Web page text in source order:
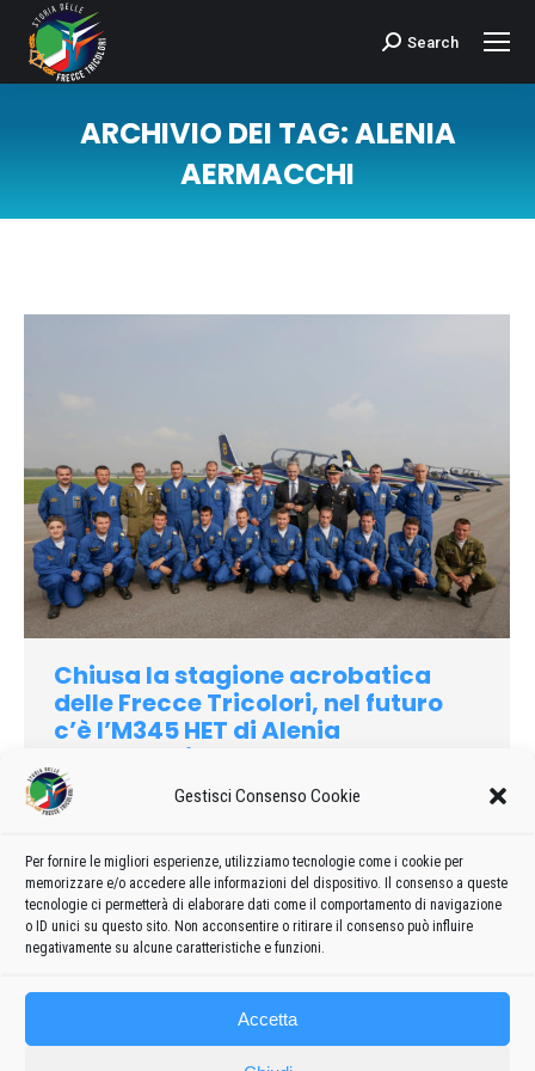
Gestisci Consenso Cookie
Per fornire le migliori esperienze, utilizziamo tecnologie come i cookie per
memorizzare e/o accedere alle informazioni del dispositivo. Il consenso a queste
tecnologie ci permetterà di elaborare dati come il comportamento di navigazione
o ID unici su questo sito. Non acconsentire o ritirare il consenso può influire
negativamente su alcune caratteristiche e funzioni.
Accetta
Cerca:Search
ARCHIVIO DEI TAG:ALENIA
AERMACCHI
Chiusa la stagione acrobatica
delle Frecce Tricolori, nel futuro
c’è l’M345 HET di Alenia
Aermacchi
2013 admin8235 2 Maggio 2019 Lascia un commento
stagione acrobatica delle ‘Frecce Tricolori’, che le ha viste
volare in Italia e all’estero in 25 appuntamenti, raccogliendo un
numeroso pubblico di appassionati…